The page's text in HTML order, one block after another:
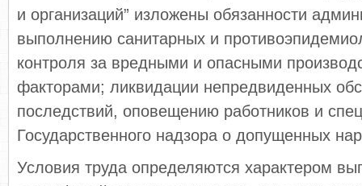
и организаций” изложены обязанности
выполнению санитарных и
контроля за вредными и опасными
факторами; ликвидации непредвиденных
последствий, оповещению работников и
Государственного надзора о допущенных
Условия труда определяются характером